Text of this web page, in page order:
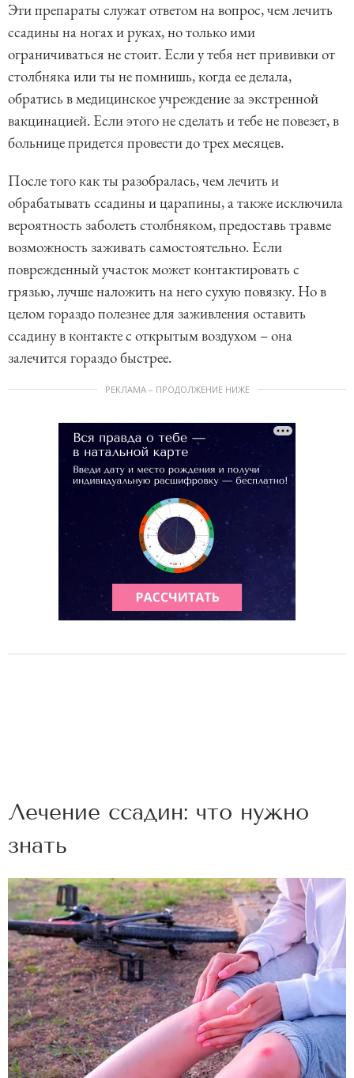
Эти препараты служат ответом на вопрос, чем лечить
ссадины на ногах и руках, но только ими
ограничиваться не стоит. Если у тебя нет прививки от
столбняка или ты не помнишь, когда ее делала,
обратись в медицинское учреждение за экстренной
вакцинацией. Если этого не сделать и тебе не повезет, в
больнице придется провести до трех месяцев.
После того как ты разобралась, чем лечить и
обрабатывать ссадины и царапины, а также исключила
вероятность заболеть столбняком, предоставь травме
возможность заживать самостоятельно. Если
поврежденный участок может контактировать с
грязью, лучше наложить на него сухую повязку. Но в
целом гораздо полезнее для заживления оставить
ссадину в контакте с открытым воздухом – она
залечится гораздо быстрее.
РЕКЛАМА – ПРОДОЛЖЕНИЕ НИЖЕ
Лечение ссадин: что нужно
знать